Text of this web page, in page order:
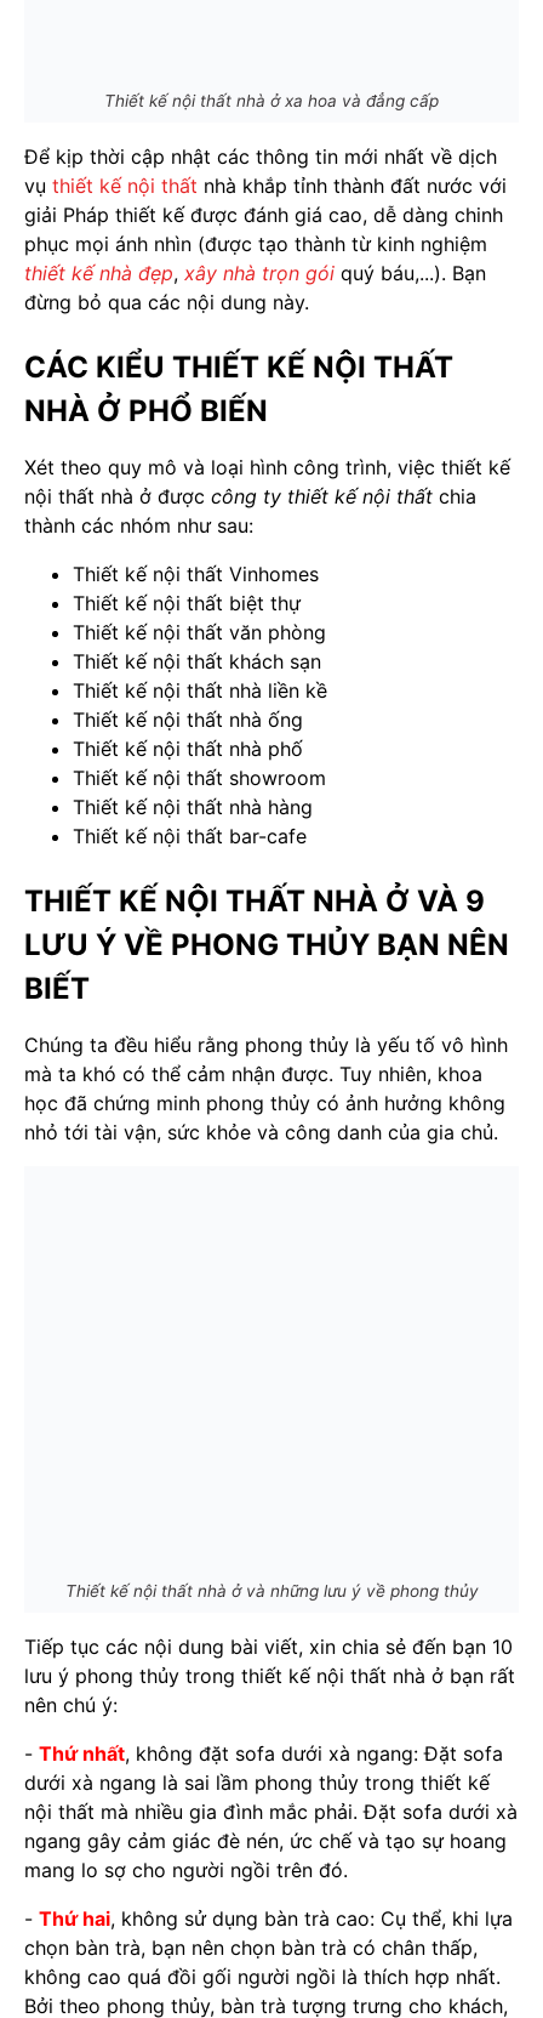
Thiết kế nội thất nhà ở xa hoa và đẳng cấp
Để kịp thời cập nhật các thông tin mới nhất về dịch
vụ thiết kế nội thất nhà khắp tỉnh thành đất nước với
giải Pháp thiết kế được đánh giá cao, dễ dàng chinh
phục mọi ánh nhìn (được tạo thành từ kinh nghiệm
thiết kế nhà đẹp, xây nhà trọn gói quý báu,...). Bạn
đừng bỏ qua các nội dung này.
CÁC KIỂU THIẾT KẾ NỘI THẤT
NHÀ Ở PHỔ BIẾN
Xét theo quy mô và loại hình công trình, việc thiết kế
nội thất nhà ở được công ty thiết kế nội thất chia
thành các nhóm như sau:
Thiết kế nội thất Vinhomes
Thiết kế nội thất biệt thự
Thiết kế nội thất văn phòng
Thiết kế nội thất khách sạn
Thiết kế nội thất nhà liền kề
Thiết kế nội thất nhà ống
Thiết kế nội thất nhà phố
Thiết kế nội thất showroom
Thiết kế nội thất nhà hàng
Thiết kế nội thất bar-cafe
THIẾT KẾ NỘI THẤT NHÀ Ở VÀ 9
LƯU Ý VỀ PHONG THỦY BẠN NÊN
BIẾT
Chúng ta đều hiểu rằng phong thủy là yếu tố vô hình
mà ta khó có thể cảm nhận được. Tuy nhiên, khoa
học đã chứng minh phong thủy có ảnh hưởng không
nhỏ tới tài vận, sức khỏe và công danh của gia chủ.
Thiết kế nội thất nhà ở và những lưu ý về phong thủy
Tiếp tục các nội dung bài viết, xin chia sẻ đến bạn 10
lưu ý phong thủy trong thiết kế nội thất nhà ở bạn rất
nên chú ý:
- Thứ nhất, không đặt sofa dưới xà ngang: Đặt sofa
dưới xà ngang là sai lầm phong thủy trong thiết kế
nội thất mà nhiều gia đình mắc phải. Đặt sofa dưới xà
ngang gây cảm giác đè nén, ức chế và tạo sự hoang
mang lo sợ cho người ngồi trên đó.
- Thứ hai, không sử dụng bàn trà cao: Cụ thể, khi lựa
chọn bàn trà, bạn nên chọn bàn trà có chân thấp,
không cao quá đồi gối người ngồi là thích hợp nhất.
Bởi theo phong thủy, bàn trà tượng trưng cho khách,